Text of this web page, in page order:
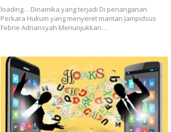
loading… Dinamika yang terjadi Di penanganan
Perkara Hukum yang menyeret mantan Jampidsus
Febrie Adriansyah Menunjukkan…